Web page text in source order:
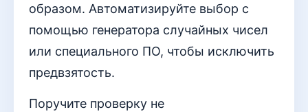
образом. Автоматизируйте выбор с
помощью генератора случайных чисел
или специального ПО, чтобы исключить
предвзятость.
Поручите проверку не